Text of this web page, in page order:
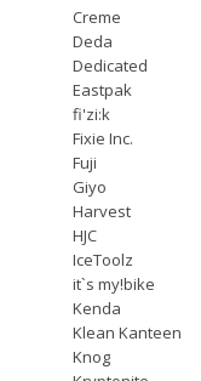
Creme
Deda
Dedicated
Eastpak
fi'zi:k
Fixie Inc.
Fuji
Giyo
Harvest
HJC
IceToolz
it`s my!bike
Kenda
Klean Kanteen
Knog